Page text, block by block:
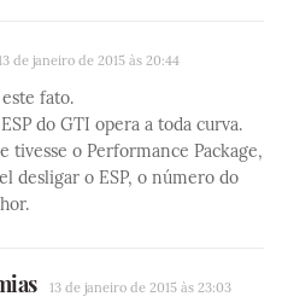
de janeiro de 2015 às 20:44
fato.
do GTI opera a toda curva.
tivesse o Performance Package,
desligar o ESP, o número do
13 de janeiro de 2015 às 23:03